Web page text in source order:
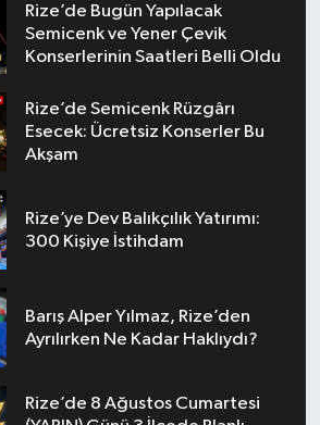
Rize’de Bugün Yapılacak
Semicenk ve Yener Çevik
Konserlerinin Saatleri Belli Oldu
Rize’de Semicenk Rüzgârı
Esecek: Ücretsiz Konserler Bu
Akşam
Rize’ye Dev Balıkçılık Yatırımı:
300 Kişiye İstihdam
Barış Alper Yılmaz, Rize’den
Ayrılırken Ne Kadar Haklıydı?
Rize’de 8 Ağustos Cumartesi